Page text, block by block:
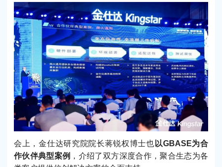
会上，金仕达研究院院长蒋锐权博士也 以GBASE为合
作伙伴典型案例 ，介绍了双方深度合作，聚合生态为各